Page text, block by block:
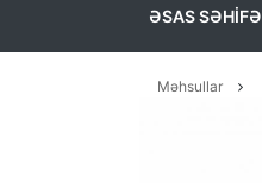
ƏSAS SƏHİFƏ
Məhsullar